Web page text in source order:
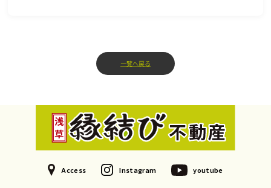
一覧へ戻る
Access Instagram youtube